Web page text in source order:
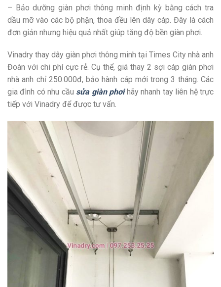
– Bảo dưỡng giàn phơi thông minh định kỳ bằng cách tra
dầu mỡ vào các bộ phận, thoa đều lên dây cáp. Đây là cách
đơn giản nhưng hiệu quả nhất giúp tăng độ bền giàn phơi.
Vinadry thay dây giàn phơi thông minh tại Times City nhà anh
Đoàn với chi phí cực rẻ. Cụ thể, giá thay 2 sợi cáp giàn phơi
nhà anh chỉ 250.000đ, bảo hành cáp mới trong 3 tháng. Các
gia đình có nhu cầu sửa giàn phơihãy nhanh tay liên hệ trực
tiếp với Vinadry để được tư vấn.